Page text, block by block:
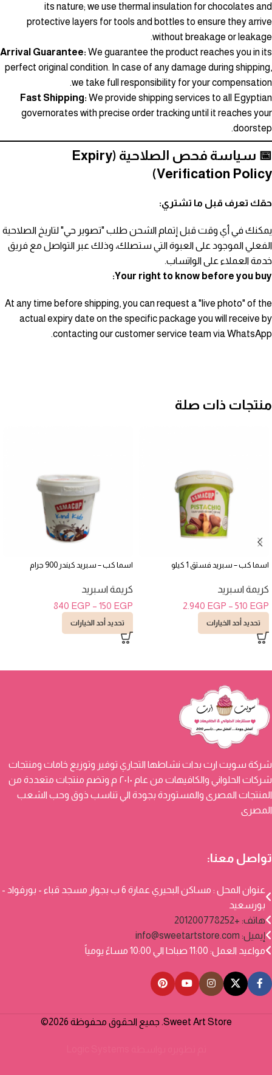
its nature; we use thermal insulation for chocolates and
protective layers for tools and bottles to ensure they arrive
without breakage or leakage.
Arrival Guarantee: We guarantee the product reaches you in its
perfect original condition. In case of any damage during shipping,
we take full responsibility for your compensation.
Fast Shipping: We provide shipping services to all Egyptian
governorates with precise order tracking until it reaches your
doorstep.
📅 سياسة فحص الصلاحية (Expiry
Verification Policy)
حقك تعرف قبل ما تشتري:
يمكنك في أي وقت قبل إتمام الشحن طلب "تصوير حي" لتاريخ الصلاحية
الفعلي الموجود على العبوة التي ستصلك، وذلك عبر التواصل مع فريق
خدمة العملاء على الواتساب.
Your right to know before you buy:
At any time before shipping, you can request a "live photo" of the
actual expiry date on the specific package you will receive by
contacting our customer service team via WhatsApp.
منتجات ذات صلة
اسما كب – سبريد فستق 1 كيلو
كريمة اسبريد
510 EGP
–
2.940 EGP
تحديد أحد الخيارات
اسما كب – سبريد كيندر 900 جرام
كريمة اسبريد
150 EGP
–
840 EGP
تحديد أحد الخيارات
شركة سويت ارت بدات نشاطها التجاري توفير وتوزيع خامات ومنتجات
شركات الحلواني والكافيهات من عام ٢٠١٠ م وتضم منتجات متعددة من
المنتجات المصرى والمستوردة بجودة الي تناسب ذوق وحب الشعب
المصرى
تواصل معنا:
عنوان المحل : مساكن البحيري عمارة 6 ب بجوار مسجد قباء - بورفواد -
بورسعيد
هاتف: +201200778252
إيميل: info@sweetartstore.com
مواعيد العمل: 11:00 صباحا الي 10:00 مساءً يومياً
Sweet Art Store. جميع الحقوق محفوظة 2026©